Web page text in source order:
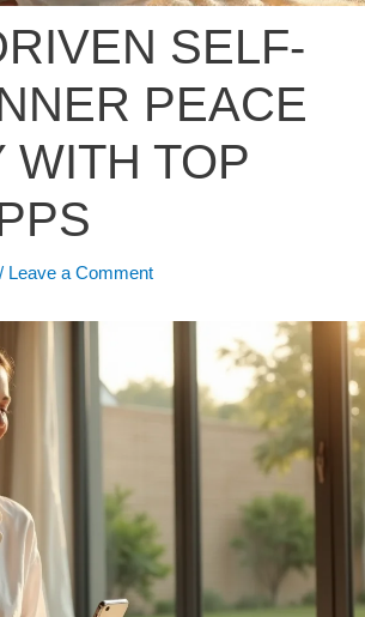
SELF-
PEACE
WITH TOP
/ Leave a Comment